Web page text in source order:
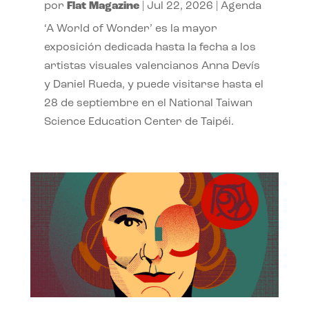
por Flat Magazine| Jul 22, 2026 Agenda
‘A World of Wonder’ es la mayor
exposición dedicada hasta la fecha a los
artistas visuales valencianos Anna Devís
y Daniel Rueda, y puede visitarse hasta el
28 de septiembre en el National Taiwan
Science Education Center de Taipéi.